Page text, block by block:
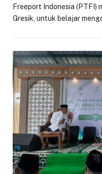
Freeport Indonesia (PTFI)
Gresik, untuk belajar